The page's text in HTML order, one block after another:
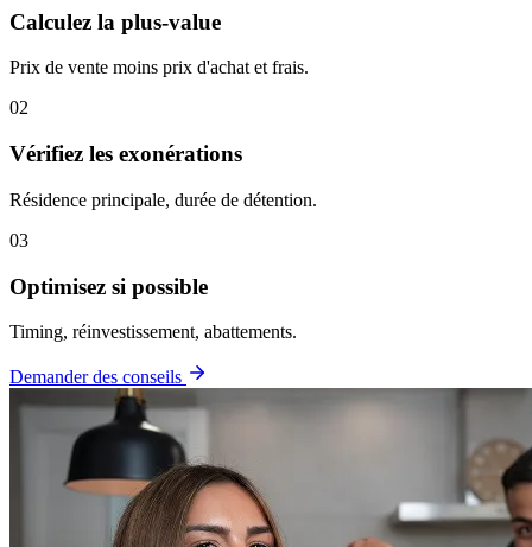
Calculez la plus-value
Prix de vente moins prix d'achat et frais.
02
Vérifiez les exonérations
Résidence principale, durée de détention.
03
Optimisez si possible
Timing, réinvestissement, abattements.
Demander des conseils